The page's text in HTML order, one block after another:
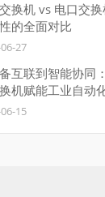
换机 vs 电口交
的全面对比
27
互联到智能协同
机赋能工业自动
15